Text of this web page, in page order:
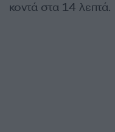
κοντά στα 14 λεπτά.